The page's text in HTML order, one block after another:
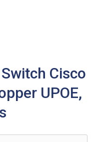
Cisco
UPOE,